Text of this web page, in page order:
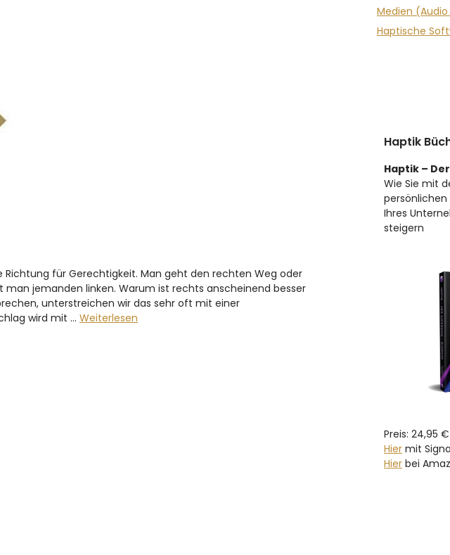
Richtung für Gerechtigkeit. Man geht den rechten Weg oder
jemanden linken. Warum ist rechts anscheinend besser
unterstreichen wir das sehr oft mit einer
wird mit … Weiterlesen
Medien
Haptische
Haptik
Haptik –
Wie Sie mit
persönlichen
Ihres
steigern
Preis: 24,95 €
Hier mit
Hier bei